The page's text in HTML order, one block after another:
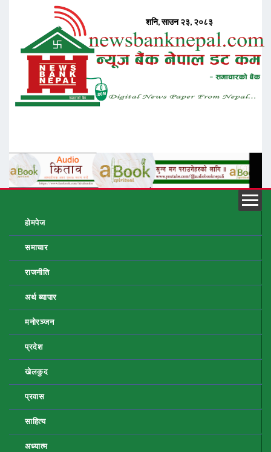
होमपेज
समाचार
राजनीति
अर्थ ब्यापार
मनोरञ्जन
प्रदेश
खेलकुद
प्रवास
साहित्य
अध्यात्म